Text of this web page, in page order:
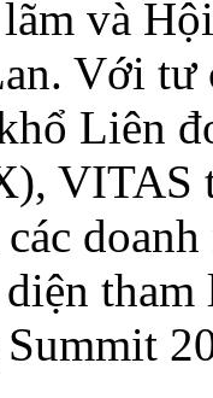
và
Với tư
Liên
VITAS